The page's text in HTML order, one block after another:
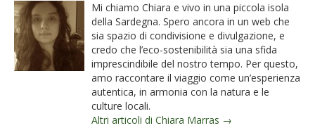
Mi chiamo Chiara e vivo in una piccola isola
della Sardegna. Spero ancora in un web che
sia spazio di condivisione e divulgazione, e
credo che l’eco-sostenibilità sia una sfida
imprescindibile del nostro tempo. Per questo,
amo raccontare il viaggio come un’esperienza
autentica, in armonia con la natura e le
culture locali.
Altri articoli di Chiara Marras →